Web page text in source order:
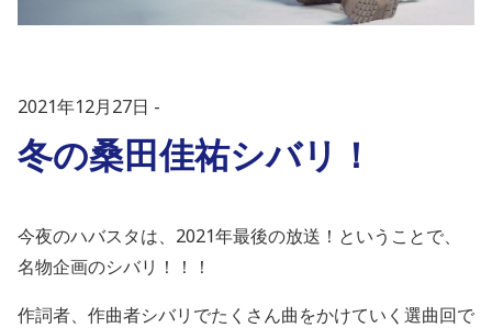
2021年12月27日
冬の桑田佳祐シバリ！
今夜のハバスタは、2021年最後の放送！ということで、
名物企画のシバリ！！！
作詞者、作曲者シバリでたくさん曲をかけていく選曲回で